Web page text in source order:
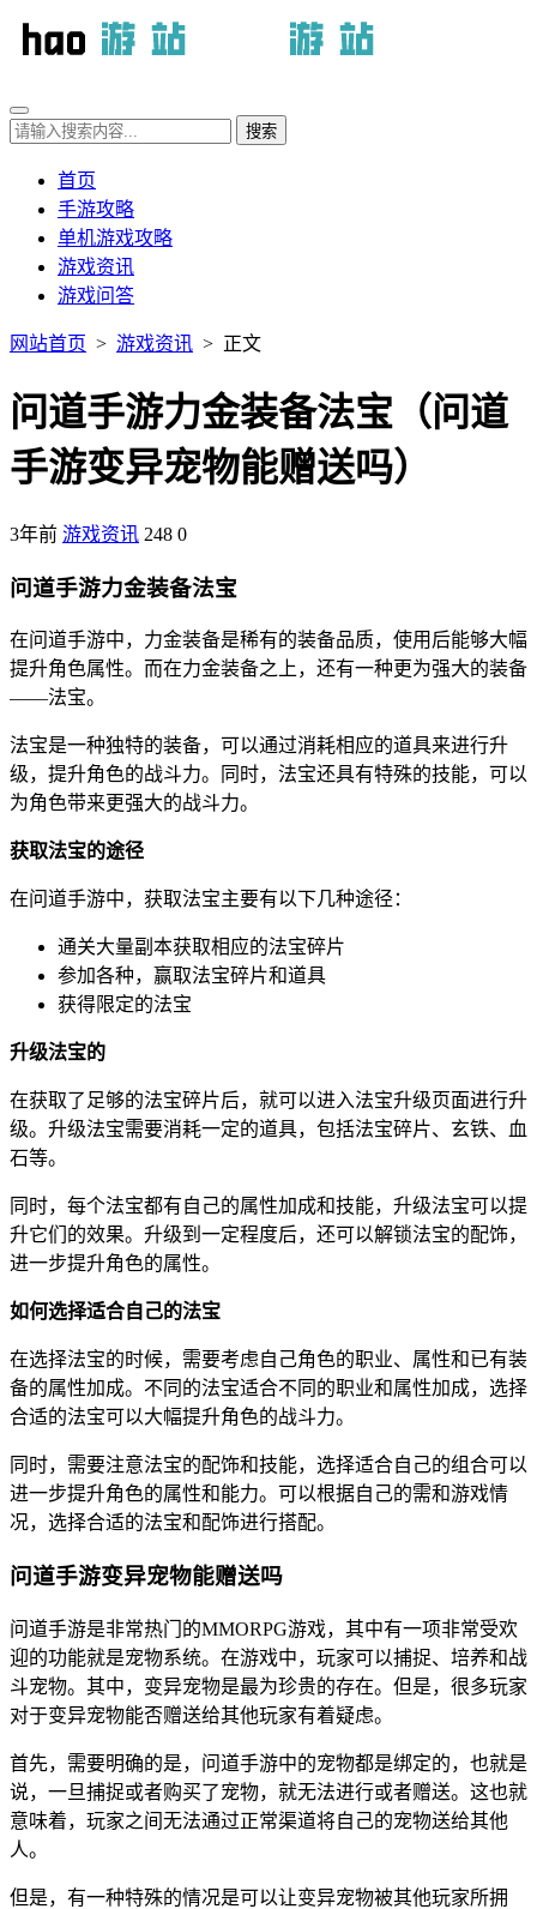
首页
手游攻略
单机游戏攻略
游戏资讯
游戏问答
网站首页 > 游戏资讯 > 正文
问道手游力金装备法宝（问道
手游变异宠物能赠送吗）
3年前 游戏资讯 248 0
问道手游力金装备法宝
在问道手游中，力金装备是稀有的装备品质，使用后能够大幅
提升角色属性。而在力金装备之上，还有一种更为强大的装备
——法宝。
法宝是一种独特的装备，可以通过消耗相应的道具来进行升
级，提升角色的战斗力。同时，法宝还具有特殊的技能，可以
为角色带来更强大的战斗力。
获取法宝的途径
在问道手游中，获取法宝主要有以下几种途径：
通关大量副本获取相应的法宝碎片
参加各种，赢取法宝碎片和道具
获得限定的法宝
升级法宝的
在获取了足够的法宝碎片后，就可以进入法宝升级页面进行升
级。升级法宝需要消耗一定的道具，包括法宝碎片、玄铁、血
石等。
同时，每个法宝都有自己的属性加成和技能，升级法宝可以提
升它们的效果。升级到一定程度后，还可以解锁法宝的配饰，
进一步提升角色的属性。
如何选择适合自己的法宝
在选择法宝的时候，需要考虑自己角色的职业、属性和已有装
备的属性加成。不同的法宝适合不同的职业和属性加成，选择
合适的法宝可以大幅提升角色的战斗力。
同时，需要注意法宝的配饰和技能，选择适合自己的组合可以
进一步提升角色的属性和能力。可以根据自己的需和游戏情
况，选择合适的法宝和配饰进行搭配。
问道手游变异宠物能赠送吗
问道手游是非常热门的MMORPG游戏，其中有一项非常受欢
迎的功能就是宠物系统。在游戏中，玩家可以捕捉、培养和战
斗宠物。其中，变异宠物是最为珍贵的存在。但是，很多玩家
对于变异宠物能否赠送给其他玩家有着疑虑。
首先，需要明确的是，问道手游中的宠物都是绑定的，也就是
说，一旦捕捉或者购买了宠物，就无法进行或者赠送。这也就
意味着，玩家之间无法通过正常渠道将自己的宠物送给其他
人。
但是，有一种特殊的情况是可以让变异宠物被其他玩家所拥